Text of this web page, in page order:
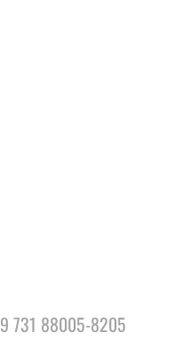
731 88005-8205